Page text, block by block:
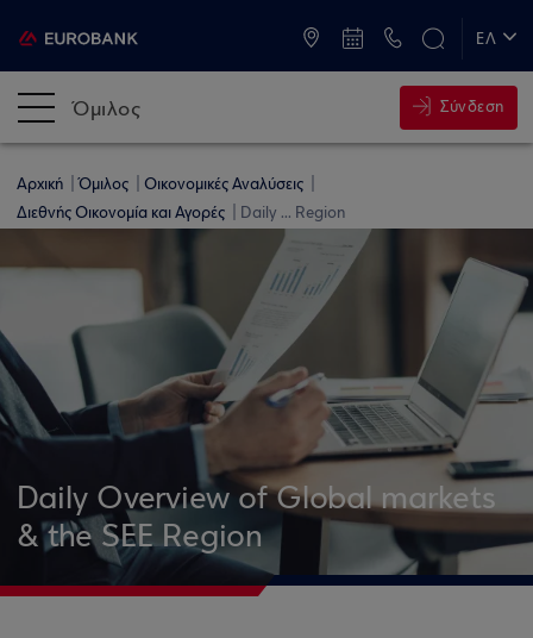
ΕΛ
Όμιλος Σύνδεση
Αρχική Όμιλος
Οικονομικές Αναλύσεις
Διεθνής Οικονομία και Αγορές
Daily ... Region
Daily Overview of Global markets
& the SEE Region